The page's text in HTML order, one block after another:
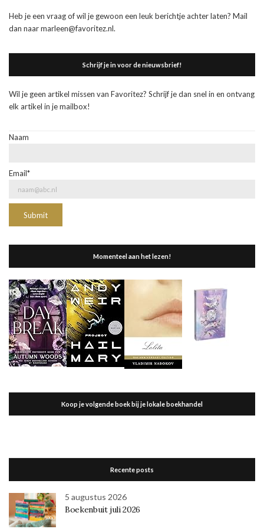
Heb je een vraag of wil je gewoon een leuk berichtje achter laten? Mail
dan naar marleen@favoritez.nl.
Schrijf je in voor de nieuwsbrief!
Wil je geen artikel missen van Favoritez? Schrijf je dan snel in en ontvang
elk artikel in je mailbox!
Naam
Email*
Momenteel aan het lezen!
Koop je volgende boek bij je lokale boekhandel
Recente posts
5 augustus 2026
Boekenbuit juli 2026